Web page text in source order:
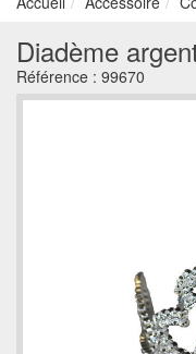
Diadème
Référence : 99670